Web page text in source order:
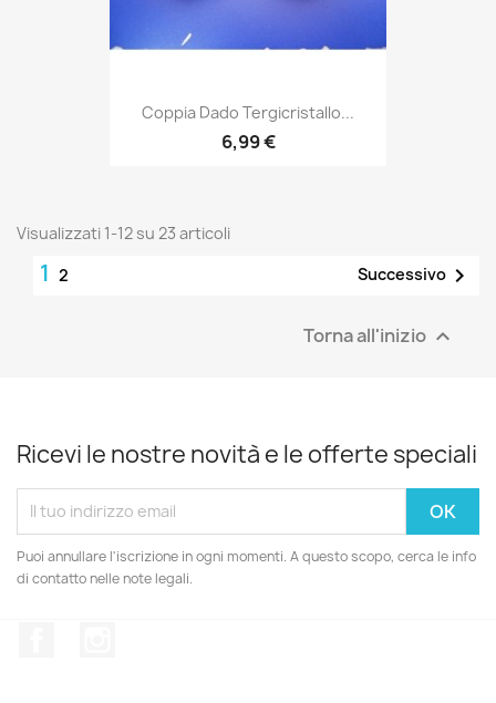
Coppia Dado Tergicristallo...
6,99 €
Visualizzati 1-12 su 23 articoli
1 2 Successivo 
Torna all'inizio 
Ricevi le nostre novità e le offerte speciali
Puoi annullare l'iscrizione in ogni momenti. A questo scopo, cerca le info
di contatto nelle note legali.